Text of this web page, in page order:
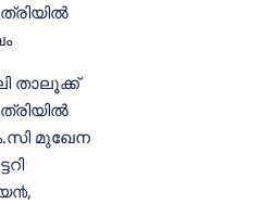
താലൂക്ക്
മുഖേന